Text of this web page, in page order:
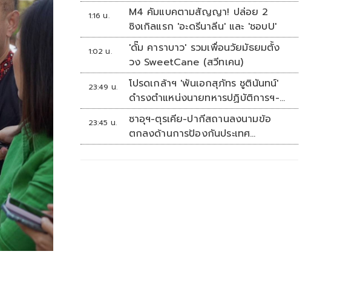
3 ต.ค.นี้
1:16 น.
M4 คัมแบคตามสัญญา! ปล่อย 2
ซิงเกิลแรก 'อะดรีนาลีน' และ 'ชอบU'
1:02 น.
'ดั๊ม คาราบาว' รวมเพื่อนวัยมัธยมตั้ง
วง SweetCane (สวีทเคน)
23:49 น.
โปรดเกล้าฯ 'พันเอกสุภัทร ชูตินันทน์'
ดำรงตำแหน่งนายทหารปฏิบัติการฯ-
พระราชทานยศ 'พลตรี'
23:45 น.
ซาอุฯ-ตุรเคีย-ปากีสถานลงนามข้อ
ตกลงด้านการป้องกันประเทศ
ท่ามกลางสงครามในภูมิภาค